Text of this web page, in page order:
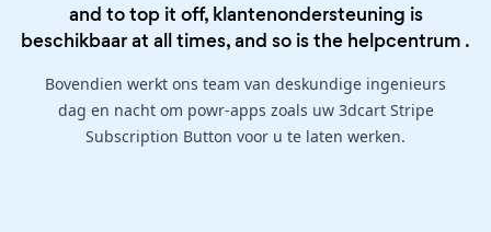
and to top it off, klantenondersteuning is
beschikbaar at all times, and so is the helpcentrum .
Bovendien werkt ons team van deskundige ingenieurs
dag en nacht om powr-apps zoals uw 3dcart Stripe
Subscription Button voor u te laten werken.